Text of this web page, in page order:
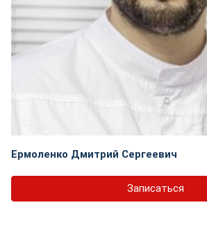
Ермоленко Дмитрий Сергеевич
Записаться